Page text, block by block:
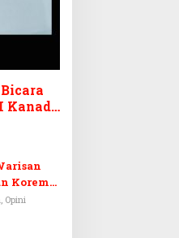
Kanada
Korem
Opini